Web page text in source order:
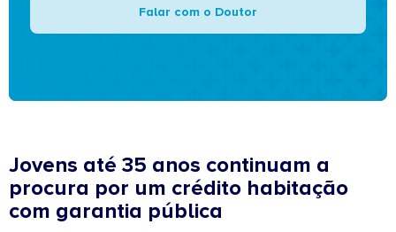
Falar com o Doutor
Jovens até 35 anos continuam a
procura por um crédito habitação
com garantia pública